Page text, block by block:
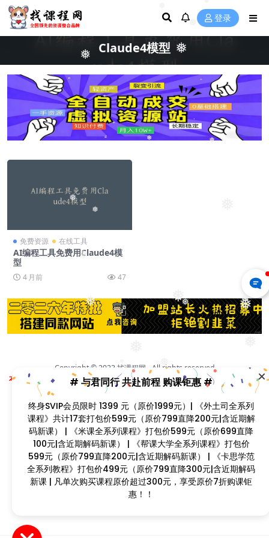
❅
❅
❅
❅
❅
❅
❅
❅
❅ ❅
❅ ❅
❅
❅
❅
❅
❅
❅
❅
❅
❅
❅
❅
❅
登录
Claude4模型
免费资源 在线工具
AI编程工具免费用Claude4模
型
4 月前 47
Copyright © 2023 找课程网 - All rights reserved
本站支持课程资源互换，优质课程资源互换请联系微信在线客服：zkcw598 (备
注：课程互换)
闽ICP备2022077749号
# 与君同行 共赴前程 购课钜惠 #
终身SVIP会员限时 1399 元（原价1999元）| 《外土司全系列
课程》共计17套打包价599元（原价799直降200元|含近期解
码新课） | 《米课全系列课程》打包价599元（原价699直降
100元|含近期解码新课） | 《帮课大学全系列课程》打包价
599元（原价799直降200元|含近期解码新课） | 《卡思学范
全系列教程》打包价499元（原价799直降300元|含近期解码
新课 | 凡单次购买课程原价超过300元，享受原价7折购课钜
惠！！